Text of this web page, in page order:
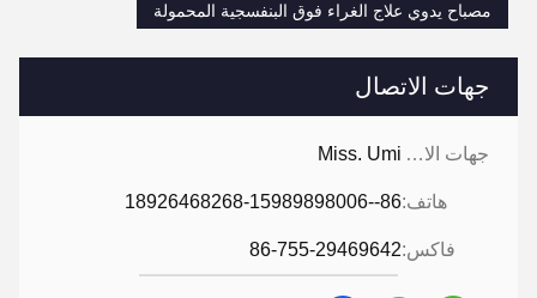
جهات الاتصال
جهات الاتصال: Miss. Umi
هاتف:86--18926468268-15989898006
فاكس:86-755-29469642
مصباح يدوي علاج الغراء فوق البنفسجية المحمولة